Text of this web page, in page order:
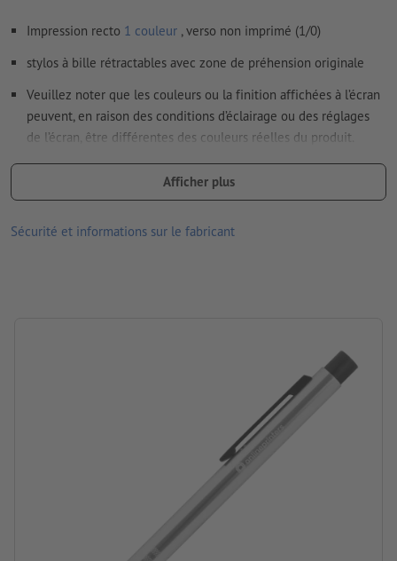
lesdonnées vectoriellesdans notre espace Aide / F.A.Q.
Nous ne vérifions pas les fautes d'orthographe et de syntaxe
Comment créer correctement des fichiers d'impression?
Impression recto 1 couleur , verso non imprimé (1/0)
stylos à bille rétractables avec zone de préhension originale
Veuillez noter que les couleurs ou la finition affichées à l’écran
peuvent, en raison des conditions d’éclairage ou des réglages
de l’écran, être différentes des couleurs réelles du produit.
Mine : encre bleue
dimensions : 15 x ø 0,9 cm
Matériau : Métal
Afficher plus
Sécurité et informations sur le fabricant